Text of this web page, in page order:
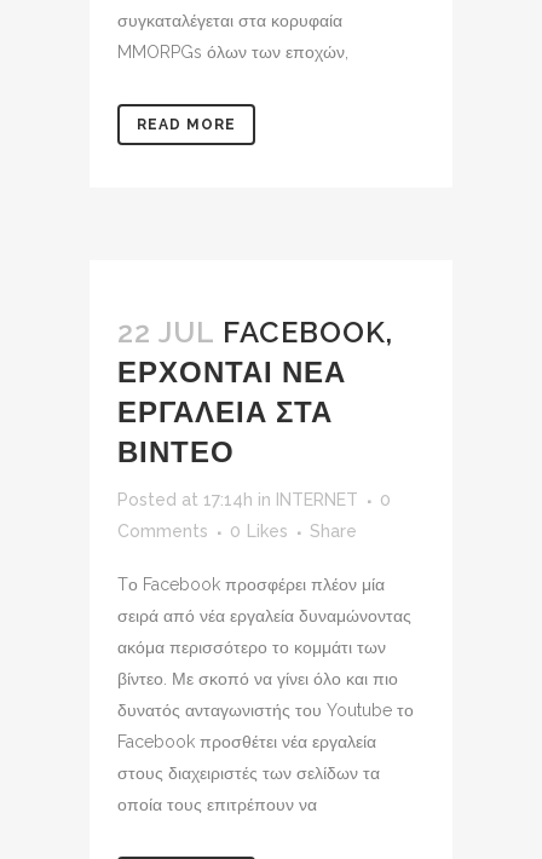
συγκαταλέγεται στα κορυφαία
MMORPGs όλων των εποχών,
READ MORE
22 JUL FACEBOOK,
ΕΡΧΟΝΤΑΙ ΝΕΑ
ΕΡΓΑΛΕΙΑ ΣΤΑ
ΒΙΝΤΕΟ
Posted at 17:14h in INTERNET
0
Comments
0 Likes Share
Tο Facebook προσφέρει πλέον μία
σειρά από νέα εργαλεία δυναμώνοντας
ακόμα περισσότερο το κομμάτι των
βίντεο. Με σκοπό να γίνει όλο και πιο
δυνατός ανταγωνιστής του Youtube το
Facebook προσθέτει νέα εργαλεία
στους διαχειριστές των σελίδων τα
οποία τους επιτρέπουν να